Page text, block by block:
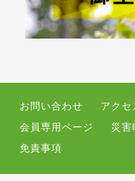
お問い合わせ アクセ
会員専用ページ
災害
免責事項